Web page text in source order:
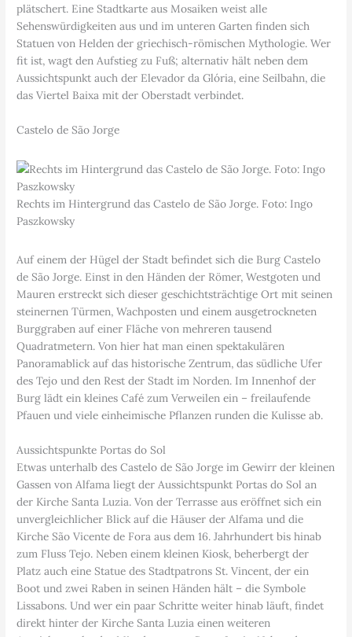
plätschert. Eine Stadtkarte aus Mosaiken weist alle
Sehenswürdigkeiten aus und im unteren Garten finden sich
Statuen von Helden der griechisch-römischen Mythologie. Wer
fit ist, wagt den Aufstieg zu Fuß; alternativ hält neben dem
Aussichtspunkt auch der Elevador da Glória, eine Seilbahn, die
das Viertel Baixa mit der Oberstadt verbindet.
Castelo de São Jorge
Rechts im Hintergrund das Castelo de São Jorge. Foto: Ingo
Paszkowsky
Auf einem der Hügel der Stadt befindet sich die Burg Castelo
de São Jorge. Einst in den Händen der Römer, Westgoten und
Mauren erstreckt sich dieser geschichtsträchtige Ort mit seinen
steinernen Türmen, Wachposten und einem ausgetrockneten
Burggraben auf einer Fläche von mehreren tausend
Quadratmetern. Von hier hat man einen spektakulären
Panoramablick auf das historische Zentrum, das südliche Ufer
des Tejo und den Rest der Stadt im Norden. Im Innenhof der
Burg lädt ein kleines Café zum Verweilen ein – freilaufende
Pfauen und viele einheimische Pflanzen runden die Kulisse ab.
Aussichtspunkte Portas do Sol
Etwas unterhalb des Castelo de São Jorge im Gewirr der kleinen
Gassen von Alfama liegt der Aussichtspunkt Portas do Sol an
der Kirche Santa Luzia. Von der Terrasse aus eröffnet sich ein
unvergleichlicher Blick auf die Häuser der Alfama und die
Kirche São Vicente de Fora aus dem 16. Jahrhundert bis hinab
zum Fluss Tejo. Neben einem kleinen Kiosk, beherbergt der
Platz auch eine Statue des Stadtpatrons St. Vincent, der ein
Boot und zwei Raben in seinen Händen hält – die Symbole
Lissabons. Und wer ein paar Schritte weiter hinab läuft, findet
direkt hinter der Kirche Santa Luzia einen weiteren